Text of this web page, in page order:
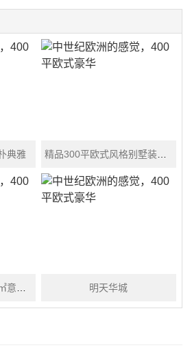
典雅
优雅的细腻布局，188㎡意式极简 明天华城